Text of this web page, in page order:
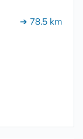
➔ 78.5 km